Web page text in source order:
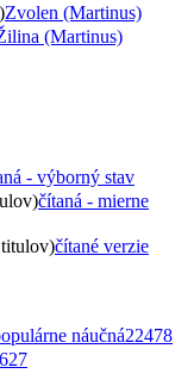
Zvolen (Martinus)
(Martinus)
- výborný stav
čítaná - mierne
čítané verzie
náučná22478